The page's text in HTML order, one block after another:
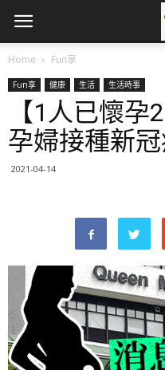
Home Fun享
Fun享 健康 生活 生活時事
【1人已懷
孕婦接種新
2021-04-14